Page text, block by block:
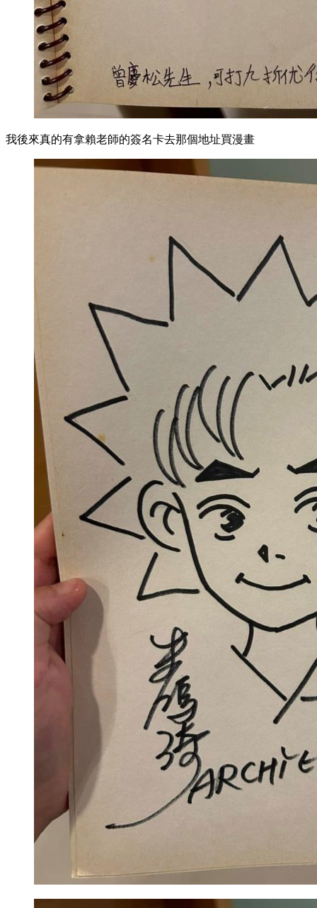
我後來真的有拿賴老師的簽名卡去那個地址買漫畫